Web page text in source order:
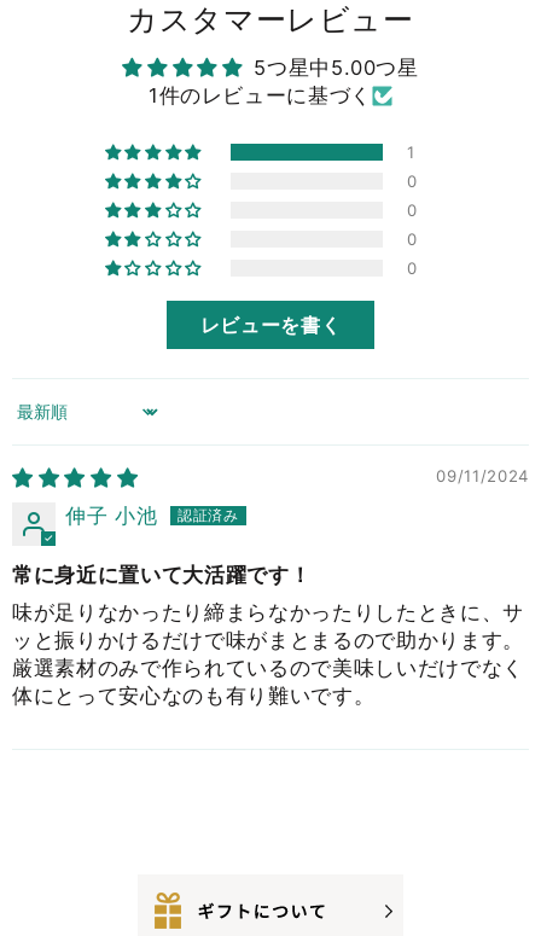
カスタマーレビュー
5つ星中5.00つ星
1件のレビューに基づく
1
0
0
0
0
レビューを書く
Sort by
09/11/2024
伸子 小池
常に身近に置いて大活躍です！
味が足りなかったり締まらなかったりしたときに、サ
ッと振りかけるだけで味がまとまるので助かります。
厳選素材のみで作られているので美味しいだけでなく
体にとって安心なのも有り難いです。